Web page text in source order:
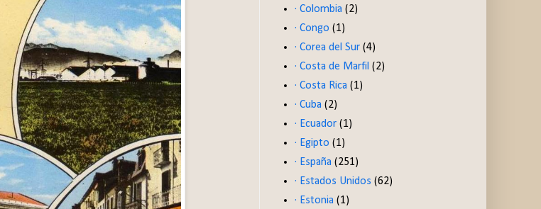
· Colombia (2)
· Congo (1)
· Corea del Sur (4)
· Costa de Marfil (2)
· Costa Rica (1)
· Cuba (2)
· Ecuador (1)
· Egipto (1)
· España (251)
· Estados Unidos (62)
· Estonia (1)